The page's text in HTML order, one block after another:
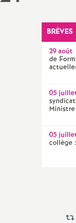
outils
Groupe
BRÈVES
29 août
de
05
Ministre
05
collège